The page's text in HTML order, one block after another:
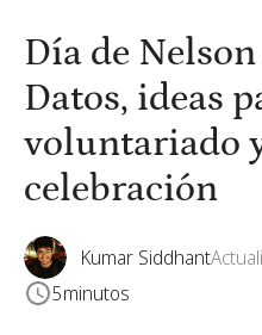
Día de
Datos, ideas
voluntariado
celebración
Kumar Siddhant
5minutos